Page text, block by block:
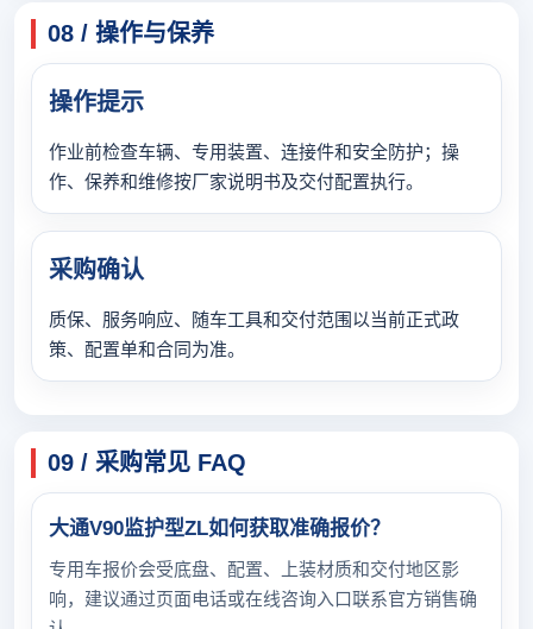
08 / 操作与保养
操作提示
作业前检查车辆、专用装置、连接件和安全防护；操
作、保养和维修按厂家说明书及交付配置执行。
采购确认
质保、服务响应、随车工具和交付范围以当前正式政
策、配置单和合同为准。
09 / 采购常见 FAQ
大通V90监护型ZL如何获取准确报价？
专用车报价会受底盘、配置、上装材质和交付地区影
响，建议通过页面电话或在线咨询入口联系官方销售确